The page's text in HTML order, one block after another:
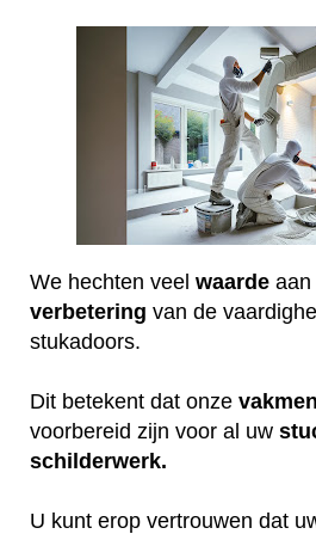
We hechten veel waarde aan
verbetering van de
stukadoors.
Dit betekent dat onze
voorbereid zijn voor al uw
schilderwerk.
U kunt erop vertrouwen dat